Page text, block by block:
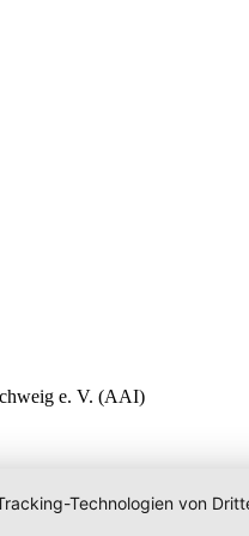
e. V. (AAI)
Technologien von